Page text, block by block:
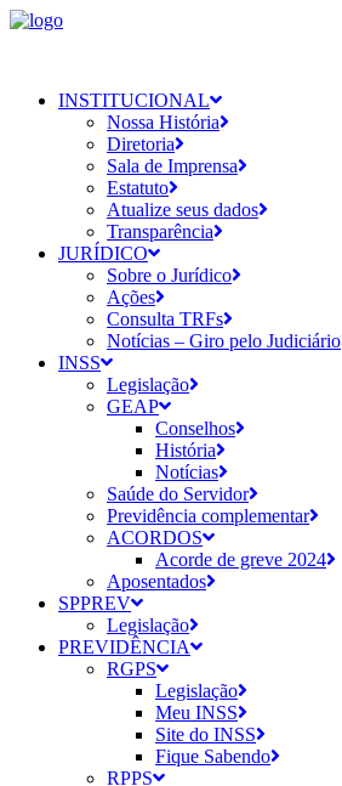
INSTITUCIONAL
Nossa História
Diretoria
Sala de Imprensa
Estatuto
Atualize seus dados
Transparência
JURÍDICO
Sobre o Jurídico
Ações
Consulta TRFs
Notícias – Giro pelo Judiciário
INSS
Legislação
GEAP
Conselhos
História
Notícias
Saúde do Servidor
Previdência complementar
ACORDOS
Acorde de greve 2024
Aposentados
SPPREV
Legislação
PREVIDÊNCIA
RGPS
Legislação
Meu INSS
Site do INSS
Fique Sabendo
RPPS